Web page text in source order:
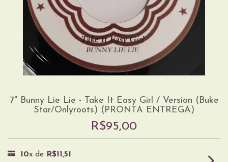
7'' Bunny Lie Lie - Take It Easy Girl / Version (Buke
Star/Onlyroots) (PRONTA ENTREGA)
R$95,00
10x de R$11,51